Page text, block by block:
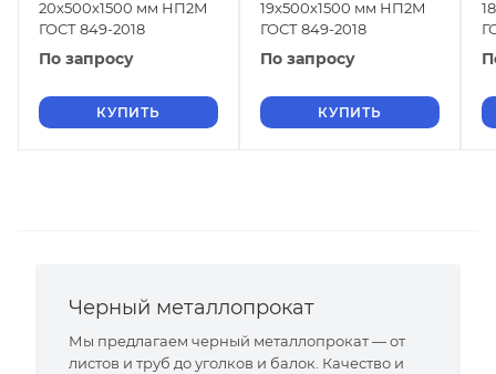
20х500х1500 мм НП2М
ГОСТ 849-2018
По запросу
КУПИТЬ
19х500х1500 мм НП2М
ГОСТ 849-2018
По запросу
КУПИТЬ
Черный металлопрокат
Мы предлагаем черный металлопрокат — от
листов и труб до уголков и балок. Качество и